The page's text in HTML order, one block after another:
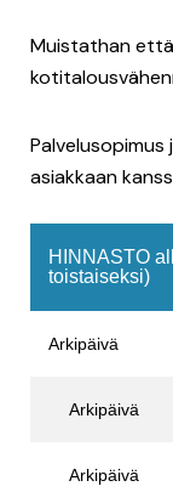
Muistathan
asiakkaan
HINNASTO
toistaiseksi)
Arkipäivä
Arkipäivä
Arkipäivä